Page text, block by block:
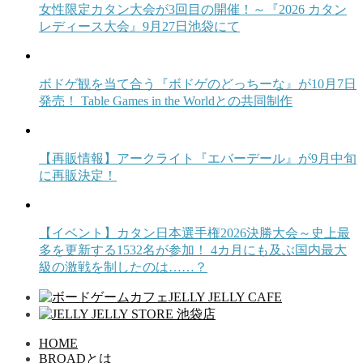
女性限定カタン大会が3回目の開催！～『2026 カタン
レディース大会』9月27日池袋にて
ボドゲ観を当て合う『ボドゲのどっちーな』が10月7日
発売！ Table Games in the Worldとの共同制作
【再販情報】アークライト『エバーデール』が9月中旬
に再販決定！
【イベント】カタン日本選手権2026決勝大会～史上最
多を更新する1532名が参加！ 4カ月にも及ぶ国内最大
級の激戦を制したのは……？
HOME
BROADとは